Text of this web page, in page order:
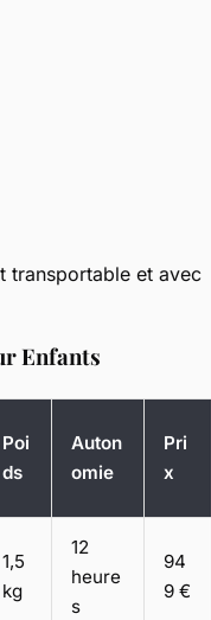
transportable et avec
Enfants
Poi
ds
Auton
omie
Pri
x
1,5
kg
12
heure
s
94
9 €